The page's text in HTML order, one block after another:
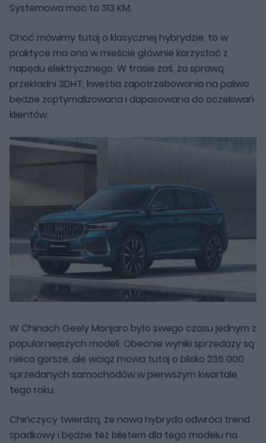
Systemowa moc to 313 KM.
Choć mówimy tutaj o klasycznej hybrydzie, to w
praktyce ma ona w mieście głównie korzystać z
napędu elektrycznego. W trasie zaś, za sprawą
przekładni 3DHT, kwestia zapotrzebowania na paliwo
będzie zoptymalizowana i dopasowana do oczekiwań
klientów.
W Chinach Geely Monjaro było swego czasu jednym z
popularniejszych modeli. Obecnie wyniki sprzedaży są
nieco gorsze, ale wciąż mowa tutaj o blisko 235 000
sprzedanych samochodów w pierwszym kwartale
tego roku.
Chińczycy twierdzą, że nowa hybryda odwróci trend
spadkowy i będzie też biletem dla tego modelu na